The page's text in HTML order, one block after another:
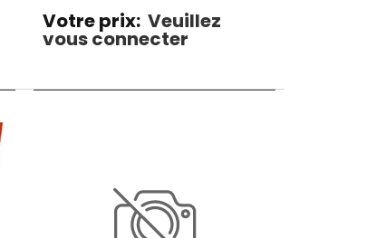
Votre prix: Veuillez
vous connecter